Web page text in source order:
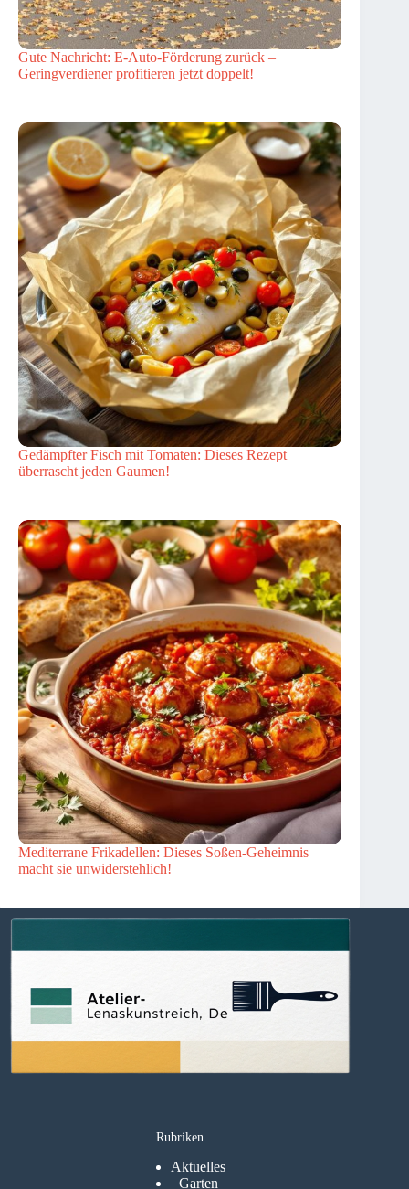
Gute Nachricht: E-Auto-Förderung zurück –
Geringverdiener profitieren jetzt doppelt!
Gedämpfter Fisch mit Tomaten: Dieses Rezept
überrascht jeden Gaumen!
Mediterrane Frikadellen: Dieses Soßen-Geheimnis
macht sie unwiderstehlich!
Rubriken
Aktuelles
Garten